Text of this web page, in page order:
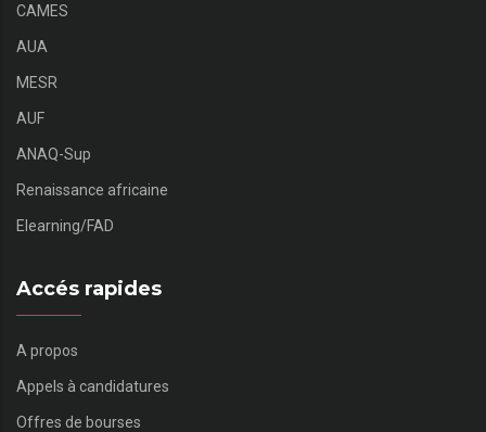
CAMES
AUA
MESR
AUF
ANAQ-Sup
Renaissance africaine
Elearning/FAD
Accés rapides
A propos
Appels à candidatures
Offres de bourses